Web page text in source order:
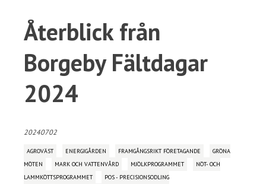
Återblick från
Borgeby Fältdagar
2024
20240702
AGROVÄST ENERGIGÅRDEN FRAMGÅNGSRIKT FÖRETAGANDE
GRÖNA
MÖTEN
MARK OCH VATTENVÅRD MJÖLKPROGRAMMET
NÖT- OCH
LAMMKÖTTSPROGRAMMET
POS - PRECISIONSODLING